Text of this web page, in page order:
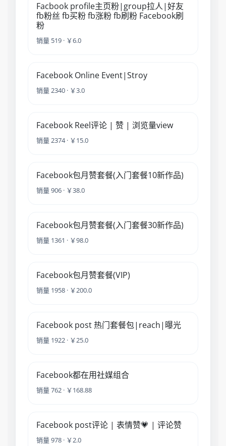
Facbook profile主页粉|group拉人|好友
fb粉丝 fb买粉 fb涨粉 fb刷粉 Facebook刷
粉
销量 519 · ￥6.0
Facebook Online Event|Stroy
销量 2340 · ￥3.0
Facebook Reel评论 | 赞 | 浏览量view
销量 2374 · ￥15.0
Facebook包月赞套餐(入门套餐10新作品)
销量 906 · ￥38.0
Facebook包月赞套餐(入门套餐30新作品)
销量 1361 · ￥98.0
Facebook包月赞套餐(VIP)
销量 1958 · ￥200.0
Facebook post 热门套餐包|reach|曝光
销量 1922 · ￥25.0
Facebook都在用社媒组合
销量 762 · ￥168.88
Facebook post评论 | 表情赞💗 | 评论赞
销量 978 · ￥2.0